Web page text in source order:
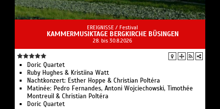
EREIGNISSE / Festival
KAMMERMUSIKTAGE BERGKIRCHE BÜSINGEN
28. bis 30.8.2026
Doric Quartet
Ruby Hughes & Kristiina Watt
Nachtkonzert: Esther Hoppe & Christian Poltéra
Matinée: Pedro Fernandes, Antoni Wojciechowski, Timothée
Montreuil & Christian Poltéra
Doric Quartet